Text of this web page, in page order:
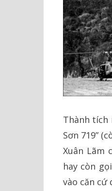
Thành tích
Sơn 719”
Xuân Lãm
hay còn
vào căn cứ